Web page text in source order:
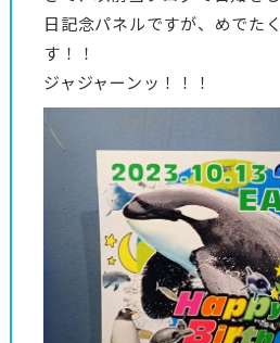
日記念パネルですが、めでた
す！！
ジャジャーンッ！！！